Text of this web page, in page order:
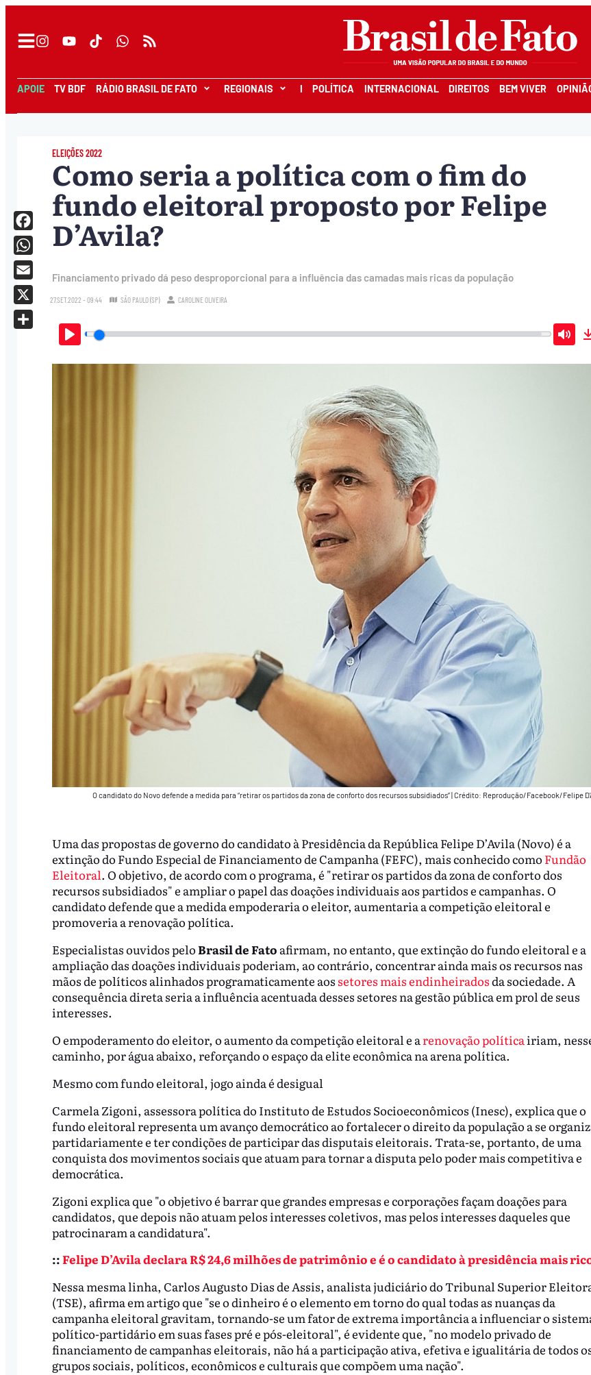
APOIE TV BDF RÁDIO BRASIL DE FATO REGIONAIS I POLÍTICA INTERNACIONAL DIREITOS BEM VIVER
ELEIÇÕES 2022
Como seria a política com o fim do
fundo eleitoral proposto por Felipe
D’Avila?
Financiamento privado dá peso desproporcional para a influência das camadas mais ricas da população
27.SET.2022 - 09:44 SÃO PAULO (SP) CAROLINE OLIVEIRA
Play Mute
O candidato do Novo defende a medida para “retirar os partidos da zona de conforto dos recursos subsidiados”|Crédito: Reprodução/Facebook/Felipe
Uma das propostas de governo do candidato à Presidência da República Felipe D’Avila (Novo) é a
extinção do Fundo Especial de Financiamento de Campanha (FEFC), mais conhecido como Fundão
Eleitoral. O objetivo, de acordo com o programa, é "retirar os partidos da zona de conforto dos
recursos subsidiados" e ampliar o papel das doações individuais aos partidos e campanhas. O
candidato defende que a medida empoderaria o eleitor, aumentaria a competição eleitoral e
promoveria a renovação política.
Especialistas ouvidos peloBrasil de Fato afirmam, no entanto, que extinção do fundo eleitoral e a
ampliação das doações individuais poderiam, ao contrário, concentrar ainda mais os recursos nas
mãos de políticos alinhados programaticamente aos setores mais endinheiradosda sociedade. A
consequência direta seria a influência acentuada desses setores na gestão pública em prol de seus
interesses.
O empoderamento do eleitor, o aumento da competição eleitoral e a renovação política iriam,
caminho, por água abaixo, reforçando o espaço da elite econômica na arena política.
Mesmo com fundo eleitoral, jogo ainda é desigual
Carmela Zigoni, assessora política do Instituto de Estudos Socioeconômicos (Inesc), explica que o
fundo eleitoral representa um avanço democrático ao fortalecer o direito da população a se
partidariamente e ter condições de participar das disputais eleitorais. Trata-se, portanto, de uma
conquista dos movimentos sociais que atuam para tornar a disputa pelo poder mais competitiva e
democrática.
Zigoni explica que "o objetivo é barrar que grandes empresas e corporações façam doações para
candidatos, que depois não atuam pelos interesses coletivos, mas pelos interesses daqueles que
patrocinaram a candidatura".
::Felipe D’Avila declara R$ 24,6 milhões de patrimônio e é o candidato à presidência mais
Nessa mesma linha, Carlos Augusto Dias de Assis, analista judiciário do Tribunal Superior
(TSE), afirma em artigo que "se o dinheiro é o elemento em torno do qual todas as nuanças da
campanha eleitoral gravitam, tornando-se um fator de extrema importância a influenciar o
político-partidário em suas fases pré e pós-eleitoral", é evidente que, "no modelo privado de
financiamento de campanhas eleitorais, não há a participação ativa, efetiva e igualitária de todos
grupos sociais, políticos, econômicos e culturais que compõem uma nação".
Facebook
WhatsApp
Email
X